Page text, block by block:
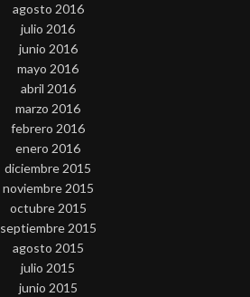
agosto 2016
julio 2016
junio 2016
mayo 2016
abril 2016
marzo 2016
febrero 2016
enero 2016
diciembre 2015
noviembre 2015
octubre 2015
septiembre 2015
agosto 2015
julio 2015
junio 2015